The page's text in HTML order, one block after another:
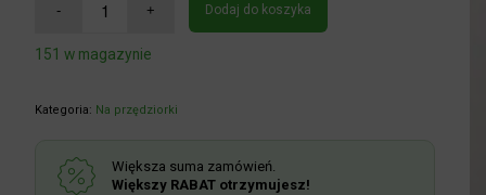
Dodaj do koszyka
151 w magazynie
Kategoria: Na przędziorki
Większa suma zamówień.
Większy RABAT otrzymujesz!